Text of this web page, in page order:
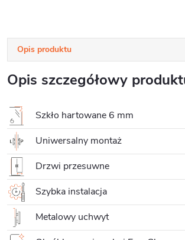
Opis produktu
Opis szczegółowy
Szkło hartowane 6 mm
Uniwersalny montaż
Drzwi przesuwne
Szybka instalacja
Metalowy uchwyt